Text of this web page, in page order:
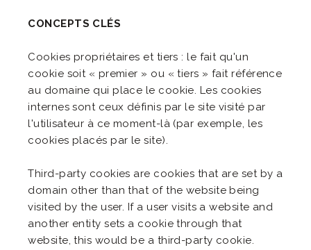
CONCEPTS CLÉS
Cookies propriétaires et tiers : le fait qu'un
cookie soit « premier » ou « tiers » fait référence
au domaine qui place le cookie. Les cookies
internes sont ceux définis par le site visité par
l'utilisateur à ce moment-là (par exemple, les
cookies placés par le site).
Third-party cookies are cookies that are set by a
domain other than that of the website being
visited by the user. If a user visits a website and
another entity sets a cookie through that
website, this would be a third-party cookie.